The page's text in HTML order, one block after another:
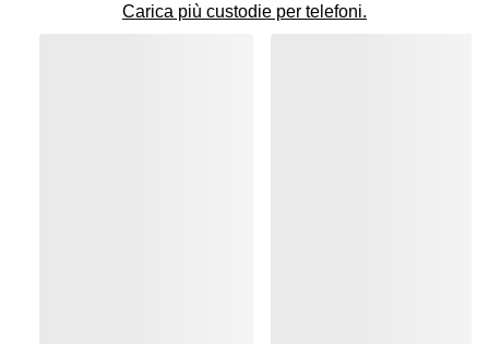
Carica più custodie per telefoni.